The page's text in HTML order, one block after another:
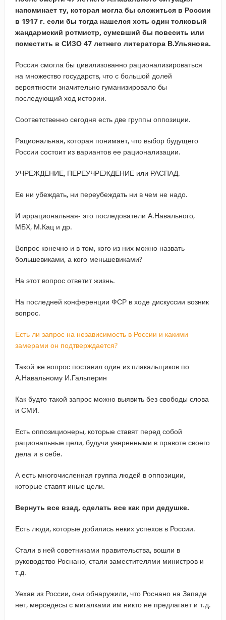
напоминает ту, которая могла бы сложиться в России
в 1917 г. если бы тогда нашелся хоть один толковый
жандармский ротмистр, сумевший бы повесить или
поместить в СИЗО 47 летнего литератора В.Ульянова.
Россия смогла бы цивилизованно рационализироваться
на множество государств, что с большой долей
вероятности значительно гуманизировало бы
последующий ход истории.
Соответственно сегодня есть две группы оппозиции.
Рациональная, которая понимает, что выбор будущего
России состоит из вариантов ее рационализации.
УЧРЕЖДЕНИЕ, ПЕРЕУЧРЕЖДЕНИЕ или РАСПАД.
Ее ни убеждать, ни переубеждать ни в чем не надо.
И иррациональная- это последователи А.Навального,
МБХ, М.Кац и др.
Вопрос конечно и в том, кого из них можно назвать
большевиками, а кого меньшевиками?
На этот вопрос ответит жизнь.
На последней конференции ФСР в ходе дискуссии возник
вопрос.
Есть ли запрос на независимость в России и какими
замерами он подтверждается?
Такой же вопрос поставил один из плакальщиков по
А.Навальному И.Гальперин
Как будто такой запрос можно выявить без свободы слова
и СМИ.
Есть оппозиционеры, которые ставят перед собой
рациональные цели, будучи уверенными в правоте своего
дела и в себе.
А есть многочисленная группа людей в оппозиции,
которые ставят иные цели.
Вернуть все взад, сделать все как при дедушке.
Есть люди, которые добились неких успехов в России.
Стали в ней советниками правительства, вошли в
руководство Роснано, стали заместителями министров и
т.д.
Уехав из России, они обнаружили, что Роснано на Западе
нет, мерседесы с мигалками им никто не предлагает и т.д.